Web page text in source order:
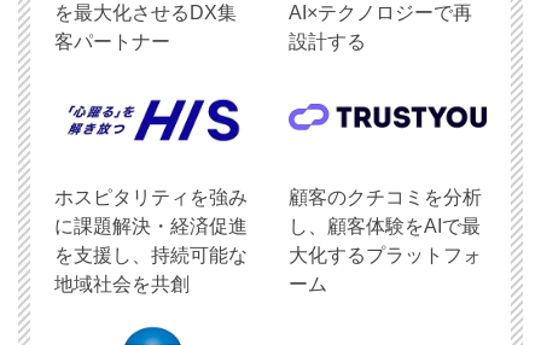
を最大化させるDX集
客パートナー
AI×テクノロジーで再
設計する
ホスピタリティを強み
に課題解決・経済促進
を支援し、持続可能な
地域社会を共創
顧客のクチコミを分析
し、顧客体験をAIで最
大化するプラットフォ
ーム